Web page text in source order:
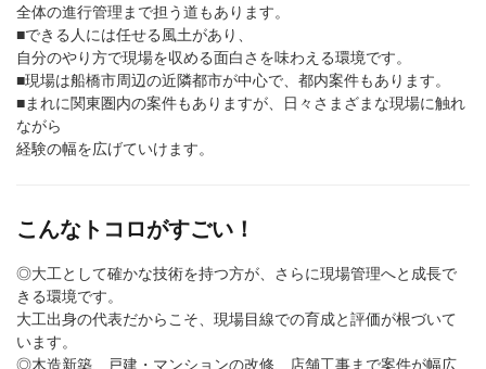
全体の進行管理まで担う道もあります。
■できる人には任せる風土があり、
自分のやり方で現場を収める面白さを味わえる環境です。
■現場は船橋市周辺の近隣都市が中心で、都内案件もあります。
■まれに関東圏内の案件もありますが、日々さまざまな現場に触れ
ながら
経験の幅を広げていけます。
こんなトコロがすごい！
◎大工として確かな技術を持つ方が、さらに現場管理へと成長で
きる環境です。
大工出身の代表だからこそ、現場目線での育成と評価が根づいて
います。
◎木造新築、戸建・マンションの改修、店舗工事まで案件が幅広